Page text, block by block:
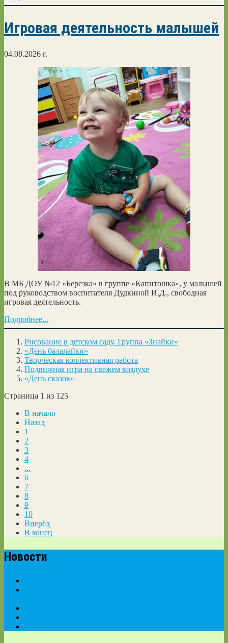
Игровая деятельность малышей
04.08.2026 г.
В МБ ДОУ №12 «Березка» в группе «Капитошка», у малышей
под руководством воспитателя Дудкиной И.Д., свободная
игровая деятельность.
Подробнее...
Рисование в детском саду. Группа «Знайки»
«День балалайки»
Творческая коллективная работа
Подвижная игра на свежем воздухе
«День сказок»
Страница 1 из 125
В начало
Назад
1
2
3
4
...
6
7
8
9
10
Вперёд
В конец
Новости